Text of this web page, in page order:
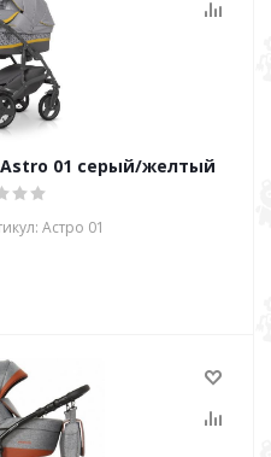
Astro 01 серый/желтый
Астро 01